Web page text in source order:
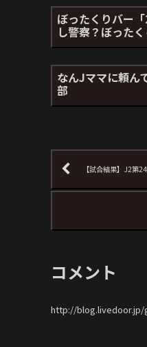
ぼったくりバー
し警察？ぼった
なんJママに頼ん
部
【試合結果】J2
コメント
http://blog.livedoor.jp/